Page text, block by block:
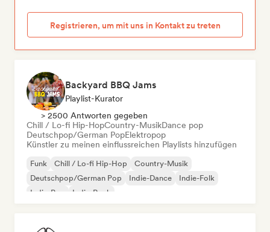
Registrieren, um mit uns in Kontakt zu treten
Backyard BBQ Jams
Playlist-Kurator
> 2500 Antworten gegeben
Chill / Lo-fi Hip-HopCountry-MusikDance pop
Deutschpop/German PopElektropop
Künstler zu meinen einflussreichen Playlists hinzufügen
Funk Chill / Lo-fi Hip-Hop
Country-Musik
Deutschpop/German Pop
Indie-Dance
Indie-Folk
Indie-Pop
Indie-Rock